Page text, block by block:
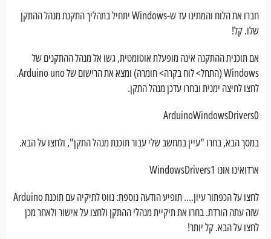
חברו את הלוח והמתינו עד ש-Windows יתחיל בתהליך התקנת מנהל ההתקן
שלו. קל!
אם תוכנית ההתקנה אינה מופעלת אוטומטית, גשו אל מנהל ההתקנים של
Windows (התחל> לוח בקרה> חומרה) ומצא את הרישום של Arduino uno.
לחצו לחיצה ימנית ובחרו עדכן מנהל התקן.
ArduinoWindowsDrivers0
במסך הבא, בחרו "עיין במחשב שלי עבור תוכנת מנהל התקן", ולחצו על הבא.
ארדואינו אונו WindowsDrivers1
לחצו על הכפתור עיון.... תופיע הודעה נוספת: נווט לתיקיה עם תוכנת Arduino
שזה עתה הורדת. בחרו את תיקיית מנהלי ההתקן ולחצו על אישור ולאחר מכן
לחצו על הבא. קל יותר!